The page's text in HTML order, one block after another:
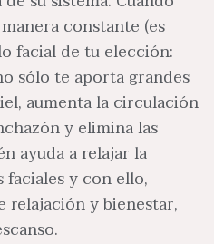
constante (es
facial de tu elección:
sólo te aporta grandes
aumenta la circulación
y elimina las
ayuda a relajar la
y con ello,
relajación y bienestar,